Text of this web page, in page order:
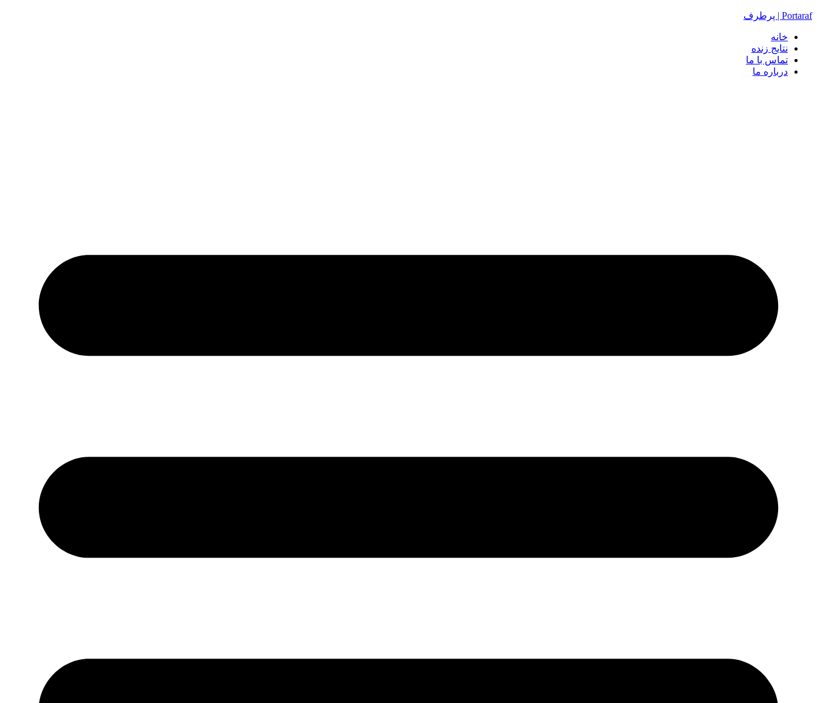
Portaraf | پرطرف
خانه
نتایج زنده
تماس با ما
درباره ما